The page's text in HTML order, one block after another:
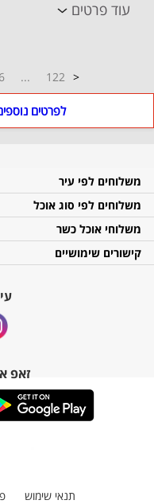
עוד פרטים
6 ... 122
לפרטים
משלוחים לפי עיר
משלוחים לפי סוג אוכל
משלוחי אוכל כשר
קישורים שימושיים
זאפ
תנאי שימוש